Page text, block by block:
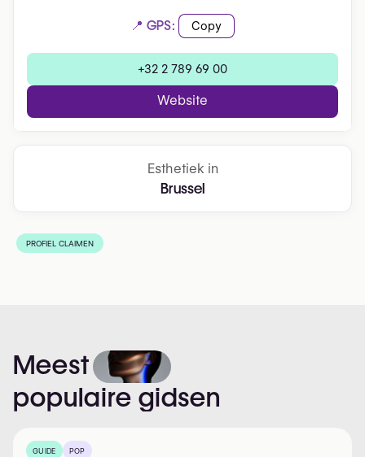
📍 GPS: Copy
+32 2 789 69 00
Website
Esthetiek in
Brussel
PROFIEL CLAIMEN
Meest
populaire gidsen
GUIDE POP